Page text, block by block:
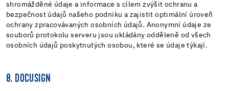
shromážděné údaje a informace s cílem zvýšit ochranu a
bezpečnost údajů našeho podniku a zajistit optimální úroveň
ochrany zpracovávaných osobních údajů. Anonymní údaje ze
souborů protokolu serveru jsou ukládány odděleně od všech
osobních údajů poskytnutých osobou, které se údaje týkají.
8. DOCUSIGN